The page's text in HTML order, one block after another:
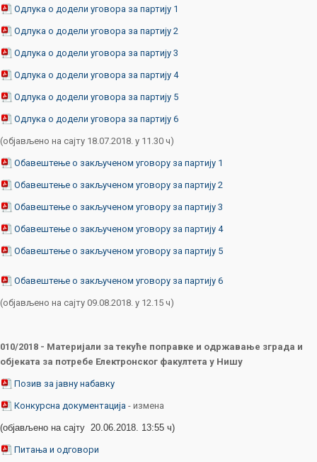
Одлука о додели уговора за партију 1
Одлука о додели уговора за партију 2
Одлука о додели уговора за партију 3
Одлука о додели уговора за партију 4
Одлука о додели уговора за партију 5
Одлука о додели уговора за партију 6
(објављено на сајту 18.07.2018. у 11.30 ч)
Обавештење о закљученом уговору за партију 1
Обавештење о закљученом уговору за партију 2
Обавештење о закљученом уговору за партију 3
Обавештење о закљученом уговору за партију 4
Обавештење о закљученом уговору за партију 5
Обавештење о закљученом уговору за партију 6
(објављено на сајту 09.08.2018. у 12.15 ч)
010/2018 - Материјали за текуће поправке и одржавање зграда и
објеката за потребе Електронског факултета у Нишу
Позив за јавну набавку
Конкурсна документација - измена
(објављено на сајту 20.06.2018. 13:55 ч)
Питања и одговори